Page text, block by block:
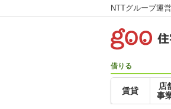
NTTグループ運
借りる
賃貸
店
事